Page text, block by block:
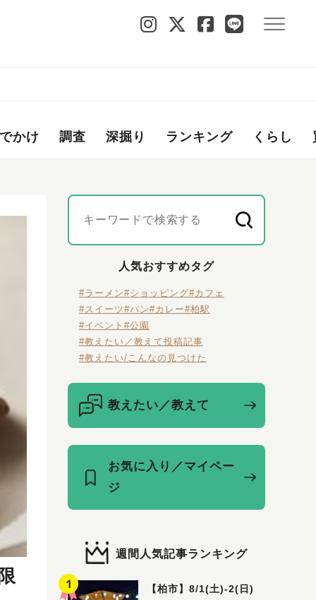
かけ 調査 深掘り ランキング くらし
人気おすすめタグ
#ラーメン#ショッピング#カフェ
#スイーツ#パン#カレー#柏駅
#イベント #公園
#教えたい／教えて投稿記事
#教えたい/こんなの見つけた
教えたい／教えて
お気に入り／マイペー
ジ
週間人気記事ランキング
【柏市】8/1(土)‐2(日)